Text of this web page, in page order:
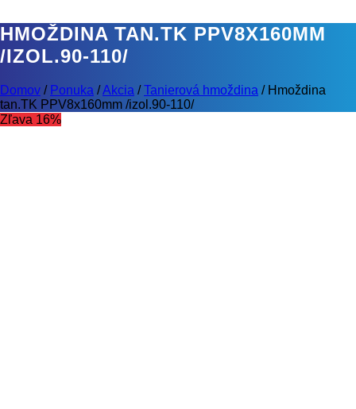
HMOŽDINA TAN.TK PPV8X160MM
/IZOL.90-110/
Domov / Ponuka /Akcia /Tanierová hmoždina / Hmoždina
tan.TK PPV8x160mm /izol.90-110/
Zľava 16%